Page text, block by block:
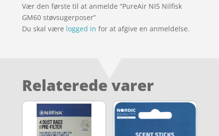
Vær den første til at anmelde “PureAir NI5 Nilfisk
GM60 støvsugerposer”
Du skal være logged in for at afgive en anmeldelse.
Relaterede varer